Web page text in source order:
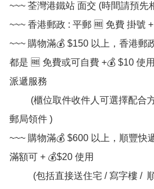
~~~ 荃灣港鐵站 面交 (時間請預先
~~~ 香港郵政 : 平郵 🆓 免費 掛號
~~~ 購物滿💰 $150 以上，香港郵
都是 🆓 免費或可自費 +💰 $10 使
派遞服務
郵局領件 )
~~~ 購物滿💰 $600 以上，順豐快
滿額可 + 💰$20 使用